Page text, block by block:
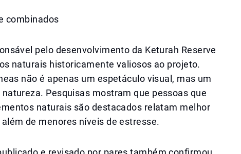
combinados
pelo desenvolvimento da Keturah Reserve
naturais historicamente valiosos ao projeto.
não é apenas um espetáculo visual, mas um
Pesquisas mostram que pessoas que
naturais são destacados relatam melhor
de menores níveis de estresse.